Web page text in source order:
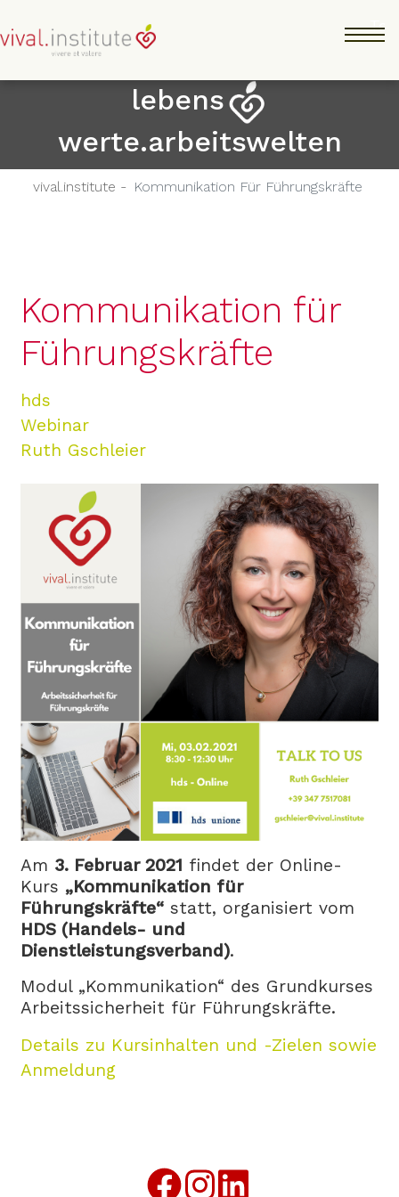
content
lebens
werte.arbeitswelten
vival.institute - Kommunikation Für Führungskräfte
Kommunikation für
Führungskräfte
hds
Webinar
Ruth Gschleier
Am 3. Februar 2021 findet der Online-
Kurs „Kommunikation für
Führungskräfte“ statt, organisiert vom
HDS (Handels- und
Dienstleistungsverband).
Modul „Kommunikation“ des Grundkurses
Arbeitssicherheit für Führungskräfte.
Details zu Kursinhalten und -Zielen sowie
Anmeldung